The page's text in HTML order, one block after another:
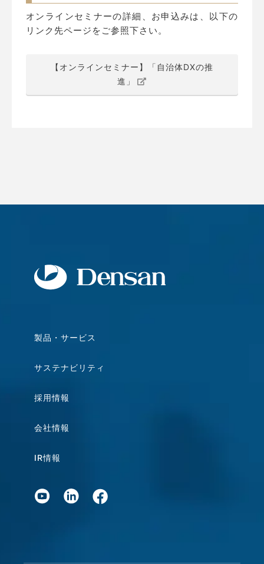
オンラインセミナーの詳細、お申込みは、以下の
リンク先ページをご参照下さい。
【オンラインセミナー】「自治体DXの推
進」
製品・サービス
サステナビリティ
採用情報
会社情報
IR情報